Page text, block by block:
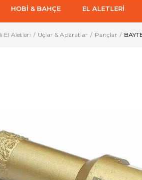
HOBİ & BAHÇE EL ALETLERİ
El Aletleri Uçlar & Aparatlar Pançlar